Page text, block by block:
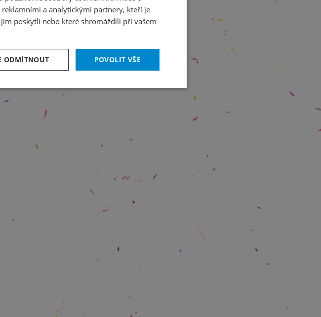
ENGLISH
a analytickými partnery, kteří je
poskytli nebo které shromáždili při vašem
POVOLIT VŠE
ODMÍTNOUT